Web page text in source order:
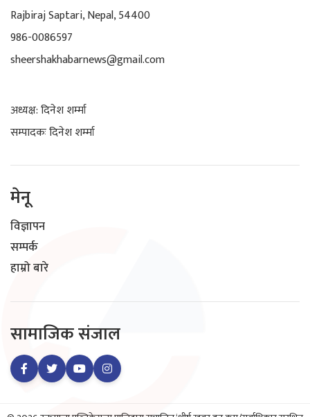
Rajbiraj Saptari, Nepal, 54400
986-0086597
sheershakhabarnews@gmail.com
अध्यक्ष: दिनेश शर्म्मा
सम्पादकः दिनेश शर्म्मा
मेनू
विज्ञापन
सम्पर्क
हाम्रो बारे
सामाजिक संजाल